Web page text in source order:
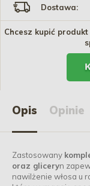
Dostawa:
Chcesz kupić
Opis Opinie
Zastosowany
oraz gliceryn
nawilżenie włosa u